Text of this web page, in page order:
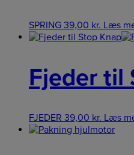
SPRING 39,00 kr. Læs
Fjeder til
FJEDER 39,00 kr. Læs